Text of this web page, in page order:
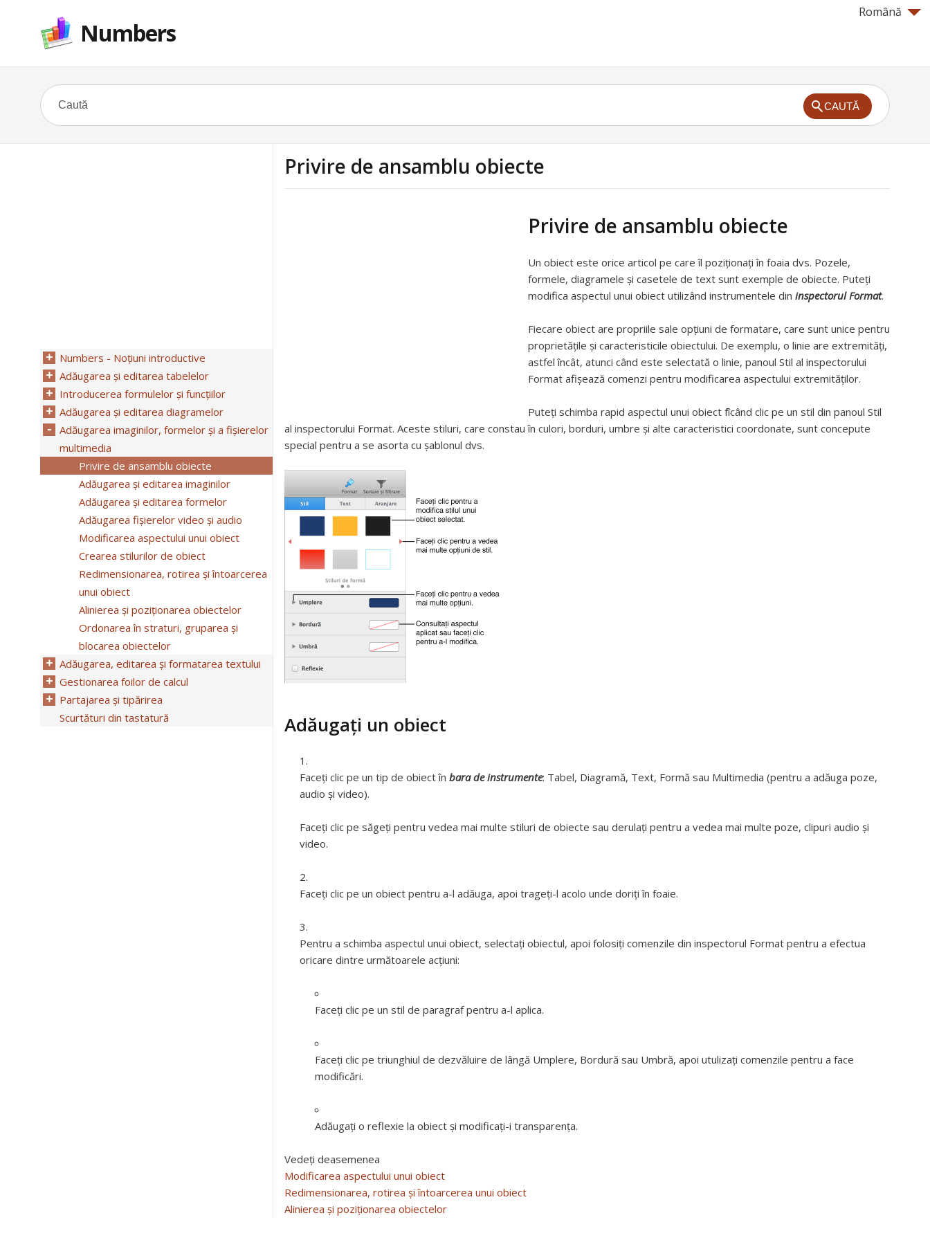
Română
Numbers
CAUTĂ
Privire de ansamblu obiecte
Privire de ansamblu obiecte
Un obiect este orice articol pe care îl poziționați în foaia dvs. Pozele,
formele, diagramele şi casetele de text sunt exemple de obiecte. Puteți
modifica aspectul unui obiect utilizând instrumentele din inspectorul Format.
Fiecare obiect are propriile sale opțiuni de formatare, care sunt unice pentru
proprietățile și caracteristicile obiectului. De exemplu, o linie are extremități,
astfel încât, atunci când este selectată o linie, panoul Stil al inspectorului
Format afișează comenzi pentru modificarea aspectului extremităților.
Puteți schimba rapid aspectul unui obiect fîcând clic pe un stil din panoul Stil
al inspectorului Format. Aceste stiluri, care constau în culori, borduri, umbre și alte caracteristici coordonate, sunt concepute
special pentru a se asorta cu șablonul dvs.
Adăugați un obiect
Faceți clic pe un tip de obiect în bara de instrumente: Tabel, Diagramă, Text, Formă sau Multimedia (pentru a adăuga poze,
audio și video).
Faceți clic pe săgeți pentru vedea mai multe stiluri de obiecte sau derulați pentru a vedea mai multe poze, clipuri audio și
video.
Faceți clic pe un obiect pentru a-l adăuga, apoi trageți-l acolo unde doriți în foaie.
Pentru a schimba aspectul unui obiect, selectați obiectul, apoi folosiți comenzile din inspectorul Format pentru a efectua
oricare dintre următoarele acțiuni:
Faceți clic pe un stil de paragraf pentru a-l aplica.
Faceți clic pe triunghiul de dezvăluire de lângă Umplere, Bordură sau Umbră, apoi utulizați comenzile pentru a face
modificări.
Adăugaţi o reflexie la obiect şi modificaţi-i transparenţa.
Vedeți deasemenea
Modificarea aspectului unui obiect
Redimensionarea, rotirea și întoarcerea unui obiect
Alinierea și poziționarea obiectelor
Numbers - Noțiuni introductive
Adăugarea și editarea tabelelor
Introducerea formulelor și funcțiilor
Adăugarea și editarea diagramelor
Adăugarea imaginilor, formelor și a fișierelor
multimedia
Privire de ansamblu obiecte
Adăugarea și editarea imaginilor
Adăugarea și editarea formelor
Adăugarea fișierelor video și audio
Modificarea aspectului unui obiect
Crearea stilurilor de obiect
Redimensionarea, rotirea și întoarcerea
unui obiect
Alinierea și poziționarea obiectelor
Ordonarea în straturi, gruparea și
blocarea obiectelor
Adăugarea, editarea și formatarea textului
Gestionarea foilor de calcul
Partajarea și tipărirea
Scurtături din tastatură